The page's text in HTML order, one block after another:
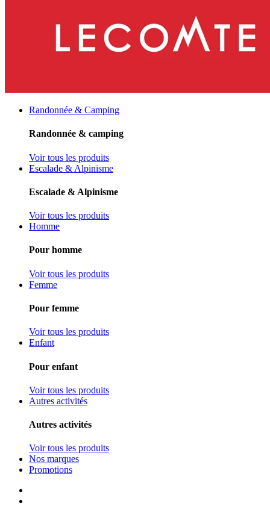
Randonnée & Camping
Randonnée & camping
Voir tous les produits
Escalade & Alpinisme
Escalade & Alpinisme
Voir tous les produits
Homme
Pour homme
Voir tous les produits
Femme
Pour femme
Voir tous les produits
Enfant
Pour enfant
Voir tous les produits
Autres activités
Autres activités
Voir tous les produits
Nos marques
Promotions